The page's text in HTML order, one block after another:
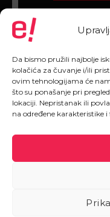
Da bismo pružili najbolje
kolačića za čuvanje i/ili
ovim tehnologijama će
što su ponašanje pri
lokaciji. Nepristanak ili
na određene karakteristike i